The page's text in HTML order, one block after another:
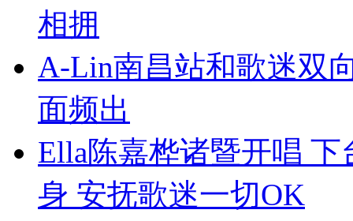
相拥
A-Lin南昌站和歌迷双
面频出
Ella陈嘉桦诸暨开唱
身 安抚歌迷一切OK